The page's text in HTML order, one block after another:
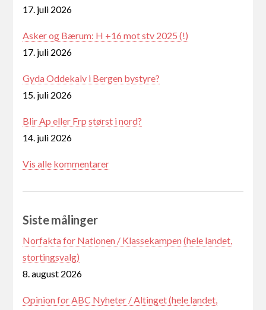
17. juli 2026
Asker og Bærum: H +16 mot stv 2025 (!)
17. juli 2026
Gyda Oddekalv i Bergen bystyre?
15. juli 2026
Blir Ap eller Frp størst i nord?
14. juli 2026
Vis alle kommentarer
Siste målinger
Norfakta for Nationen / Klassekampen (hele landet,
stortingsvalg)
8. august 2026
Opinion for ABC Nyheter / Altinget (hele landet,